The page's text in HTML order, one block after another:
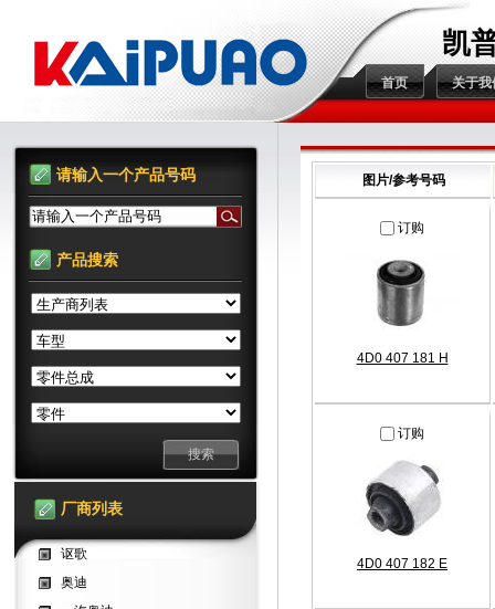
凯
首页 关于我
图片/参考号码
订购
4D0 407 181 H
订购
4D0 407 182 E
请输入一个产品号码
请输入一个产品号码
产品搜索
厂商列表
讴歌
奥迪